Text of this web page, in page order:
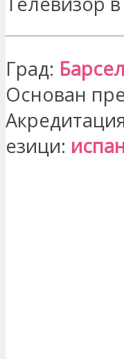
Град:
Основан
езици: